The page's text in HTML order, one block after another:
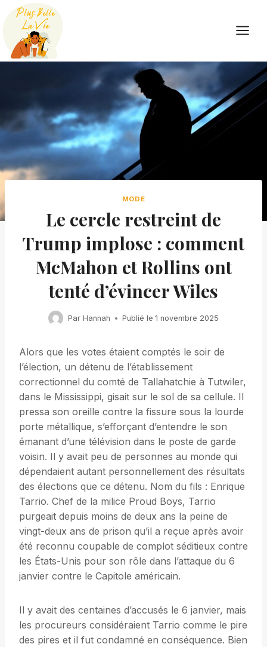
Skip
content
MODE
Le cercle restreint de
Trump implose : comment
McMahon et Rollins ont
tenté d’évincer Wiles
Par Hannah Publié le 1 novembre 2025
Alors que les votes étaient comptés le soir de
l’élection, un détenu de l’établissement
correctionnel du comté de Tallahatchie à Tutwiler,
dans le Mississippi, gisait sur le sol de sa cellule. Il
pressa son oreille contre la fissure sous la lourde
porte métallique, s’efforçant d’entendre le son
émanant d’une télévision dans le poste de garde
voisin. Il y avait peu de personnes au monde qui
dépendaient autant personnellement des résultats
des élections que ce détenu. Nom du fils : Enrique
Tarrio. Chef de la milice Proud Boys, Tarrio
purgeait depuis moins de deux ans la peine de
vingt-deux ans de prison qu’il a reçue après avoir
été reconnu coupable de complot séditieux contre
les États-Unis pour son rôle dans l’attaque du 6
janvier contre le Capitole américain.
Il y avait des centaines d’accusés le 6 janvier, mais
les procureurs considéraient Tarrio comme le pire
des pires et il fut condamné en conséquence. Bien